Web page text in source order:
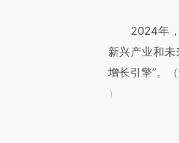
2024年，
新兴产业和
增长引擎”。
）